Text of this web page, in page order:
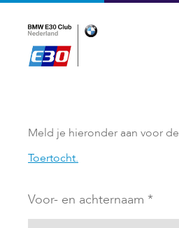
Meld je hieronder aan voor de
Toertocht.
Voor- en achternaam *